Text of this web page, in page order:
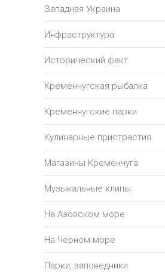
Западная Украина
Инфраструктура
Исторический факт
Кременчугская рыбалка
Кременчугские парки
Кулинарные пристрастия
Магазины Кременчуга
Музыкальные клипы
На Азовском море
На Черном море
Парки, заповедники